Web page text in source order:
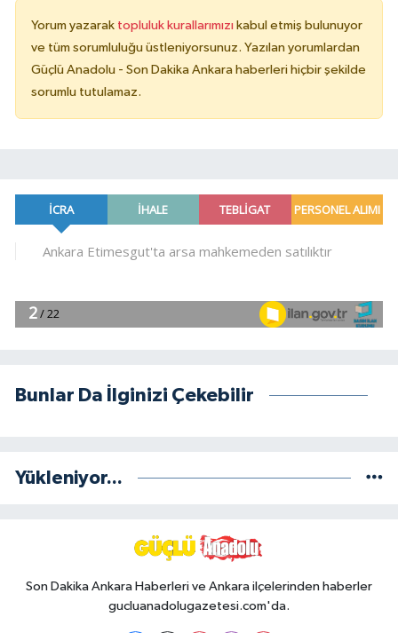
Yorum yazarak topluluk kurallarımızı kabul etmiş bulunuyor
ve tüm sorumluluğu üstleniyorsunuz. Yazılan yorumlardan
Güçlü Anadolu - Son Dakika Ankara haberleri hiçbir şekilde
sorumlu tutulamaz.
Bunlar Da İlginizi Çekebilir
Yükleniyor...
Son Dakika Ankara Haberleri ve Ankara ilçelerinden haberler
gucluanadolugazetesi.com'da.